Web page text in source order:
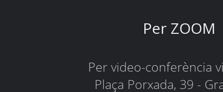
Per ZOOM
Per video-conferència
Plaça Porxada, 39 -